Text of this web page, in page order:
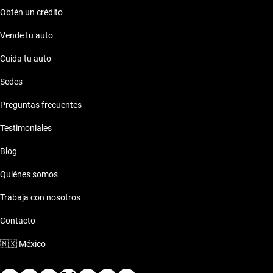
Obtén un crédito
Vende tu auto
Cuida tu auto
Sedes
Preguntas frecuentes
Testimoniales
Blog
Quiénes somos
Trabaja con nosotros
Contacto
🇲🇽 México